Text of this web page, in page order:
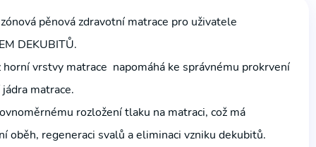
pěnová zdravotní matrace pro uživatele
DEKUBITŮ.
vrstvy matrace napomáhá ke správnému prokrvení
matrace.
rozložení tlaku na matraci, což má
oběh, regeneraci svalů a eliminaci vzniku dekubitů.